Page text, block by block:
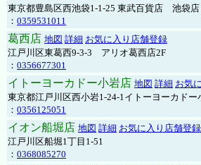
東京都豊島区西池袋1-1-25 東武百貨店 池袋
： 0359531011
葛西店 地図 詳細 お気に入り店舗登録
江戸川区東葛西9-3-3 アリオ葛西店2F
： 0356677301
イトーヨーカドー小岩店 地図 詳細 お気
東京都江戸川区西小岩1-24-1イトーヨーカドー
： 0356125051
イオン船堀店 地図 詳細 お気に入り店舗登録
江戸川区船堀1丁目1-51
： 0368085270